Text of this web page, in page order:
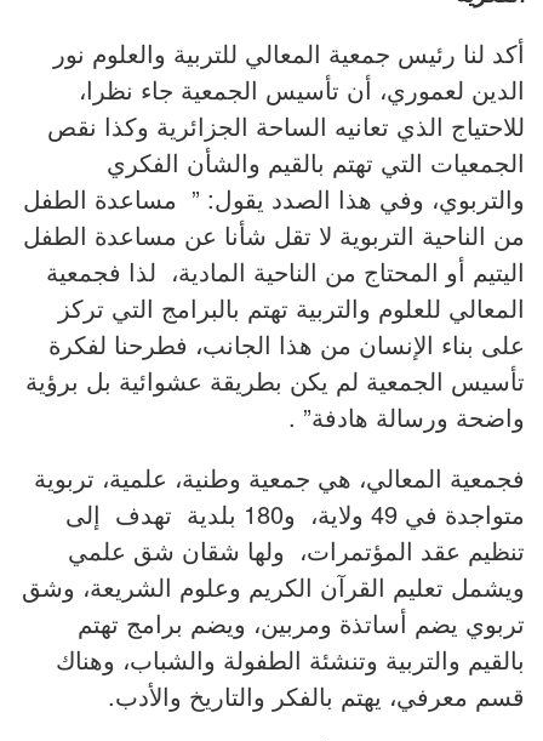
أكد لنا رئيس جمعية المعالي للتربية والعلوم نور
الدين لعموري، أن تأسيس الجمعية جاء نظرا،
للاحتياج الذي تعانيه الساحة الجزائرية وكذا نقص
الجمعيات التي تهتم بالقيم والشأن الفكري
والتربوي، وفي هذا الصدد يقول: ” مساعدة الطفل
من الناحية التربوية لا تقل شأنا عن مساعدة الطفل
اليتيم أو المحتاج من الناحية المادية، لذا فجمعية
المعالي للعلوم والتربية تهتم بالبرامج التي تركز
على بناء الإنسان من هذا الجانب، فطرحنا لفكرة
تأسيس الجمعية لم يكن بطريقة عشوائية بل برؤية
واضحة ورسالة هادفة” .
فجمعية المعالي، هي جمعية وطنية، علمية، تربوية
متواجدة في 49 ولاية، و180 بلدية تهدف إلى
تنظيم عقد المؤتمرات، ولها شقان شق علمي
ويشمل تعليم القرآن الكريم وعلوم الشريعة، وشق
تربوي يضم أساتذة ومربين، ويضم برامج تهتم
بالقيم والتربية وتنشئة الطفولة والشباب، وهناك
قسم معرفي، يهتم بالفكر والتاريخ والأدب.